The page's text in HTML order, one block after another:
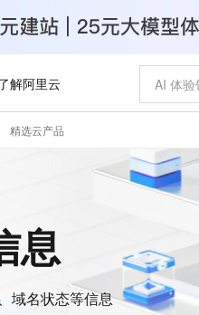
解阿里云
精选云产品
息
域名状态等信息
大模型
能、安全可靠的大模型服务
服务（原SSL证书）
云
无
V4-Pro
DeepSeek-V4-Pro
署专属 QwenPaw HOT
一句
输
一键
一键
高效